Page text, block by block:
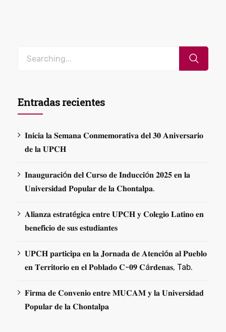
Entradas recientes
𝐈𝐧𝐢𝐜𝐢𝐚 𝐥𝐚 𝐒𝐞𝐦𝐚𝐧𝐚 𝐂𝐨𝐧𝐦𝐞𝐦𝐨𝐫𝐚𝐭𝐢𝐯𝐚 𝐝𝐞𝐥 𝟑𝟎 𝐀𝐧𝐢𝐯𝐞𝐫𝐬𝐚𝐫𝐢𝐨
𝐝𝐞 𝐥𝐚 𝐔𝐏𝐂𝐇
𝐈𝐧𝐚𝐮𝐠𝐮𝐫𝐚𝐜𝐢ó𝐧 𝐝𝐞𝐥 𝐂𝐮𝐫𝐬𝐨 𝐝𝐞 𝐈𝐧𝐝𝐮𝐜𝐜𝐢ó𝐧 𝟐𝟎𝟐𝟓 𝐞𝐧 𝐥𝐚
𝐔𝐧𝐢𝐯𝐞𝐫𝐬𝐢𝐝𝐚𝐝 𝐏𝐨𝐩𝐮𝐥𝐚𝐫 𝐝𝐞 𝐥𝐚 𝐂𝐡𝐨𝐧𝐭𝐚𝐥𝐩𝐚.
𝐀𝐥𝐢𝐚𝐧𝐳𝐚 𝐞𝐬𝐭𝐫𝐚𝐭é𝐠𝐢𝐜𝐚 𝐞𝐧𝐭𝐫𝐞 𝐔𝐏𝐂𝐇 𝐲 𝐂𝐨𝐥𝐞𝐠𝐢𝐨 𝐋𝐚𝐭𝐢𝐧𝐨 𝐞𝐧
𝐛𝐞𝐧𝐞𝐟𝐢𝐜𝐢𝐨 𝐝𝐞 𝐬𝐮𝐬 𝐞𝐬𝐭𝐮𝐝𝐢𝐚𝐧𝐭𝐞𝐬
𝐔𝐏𝐂𝐇 𝐩𝐚𝐫𝐭𝐢𝐜𝐢𝐩𝐚 𝐞𝐧 𝐥𝐚 𝐉𝐨𝐫𝐧𝐚𝐝𝐚 𝐝𝐞 𝐀𝐭𝐞𝐧𝐜𝐢ó𝐧 𝐚𝐥 𝐏𝐮𝐞𝐛𝐥𝐨
𝐞𝐧 𝐓𝐞𝐫𝐫𝐢𝐭𝐨𝐫𝐢𝐨 𝐞𝐧 𝐞𝐥 𝐏𝐨𝐛𝐥𝐚𝐝𝐨 𝐂-𝟎𝟗 𝐂á𝐫𝐝𝐞𝐧𝐚𝐬, Tab.
𝐅𝐢𝐫𝐦𝐚 𝐝𝐞 𝐂𝐨𝐧𝐯𝐞𝐧𝐢𝐨 𝐞𝐧𝐭𝐫𝐞 𝐌𝐔𝐂𝐀𝐌 𝐲 𝐥𝐚 𝐔𝐧𝐢𝐯𝐞𝐫𝐬𝐢𝐝𝐚𝐝
𝐏𝐨𝐩𝐮𝐥𝐚𝐫 𝐝𝐞 𝐥𝐚 𝐂𝐡𝐨𝐧𝐭𝐚𝐥𝐩𝐚